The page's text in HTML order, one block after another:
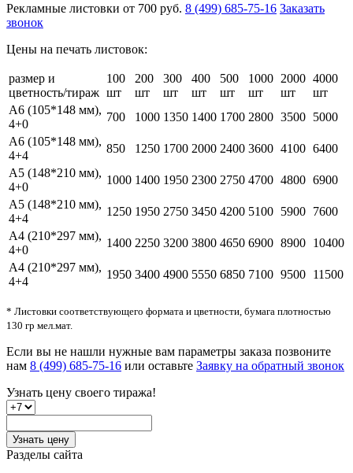
Рекламные листовки от 700 руб. 8 (499) 685-75-16 Заказать
звонок
Цены на печать листовок:
размер и
цветность/тираж
100
шт
200
шт
300
шт
400
шт
500
шт
1000
шт
2000
шт
4000
шт
А6 (105*148 мм),
4+0
700 1000 1350 1400 1700 2800 3500 5000
А6 (105*148 мм),
4+4
850 1250 1700 2000 2400 3600 4100 6400
А5 (148*210 мм),
4+0
1000 1400 1950 2300 2750 4700 4800 6900
А5 (148*210 мм),
4+4
1250 1950 2750 3450 4200 5100 5900 7600
А4 (210*297 мм),
4+0
1400 2250 3200 3800 4650 6900 8900 10400
А4 (210*297 мм),
4+4
1950 3400 4900 5550 6850 7100 9500 11500
* Листовки соответствующего формата и цветности, бумага плотностью
130 гр мел.мат.
Если вы не нашли нужные вам параметры заказа позвоните
нам 8 (499) 685-75-16 или оставьте Заявку на обратный звонок
Узнать цену своего тиража!
Узнать цену
Разделы сайта